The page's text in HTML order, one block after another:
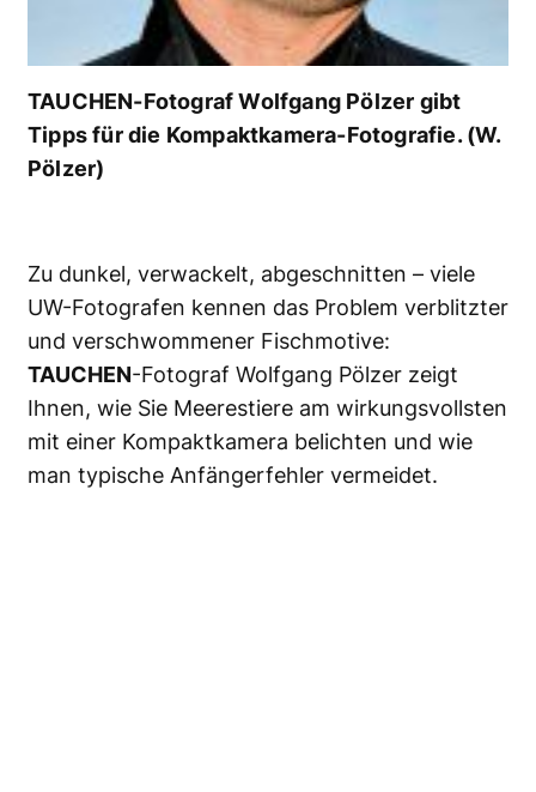
TAUCHEN-Fotograf Wolfgang Pölzer gibt
Tipps für die Kompaktkamera-Fotografie. (W.
Pölzer)
Zu dunkel, verwackelt, abgeschnitten – viele
UW-Fotografen kennen das Problem verblitzter
und verschwommener Fischmotive:
TAUCHEN-Fotograf Wolfgang Pölzer zeigt
Ihnen, wie Sie Meerestiere am wirkungsvollsten
mit einer Kompaktkamera belichten und wie
man typische Anfängerfehler vermeidet.